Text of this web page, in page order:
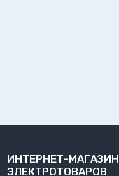
ИНТЕРНЕТ-МАГАЗИН
ЭЛЕКТРОТОВАРОВ